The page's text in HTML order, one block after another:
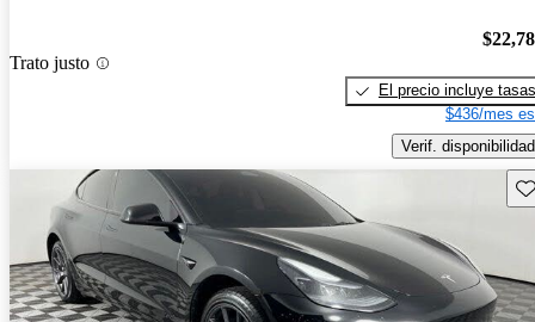
Trato justo
El precio incluye tasas
$436/mes
Verif. disponibilidad